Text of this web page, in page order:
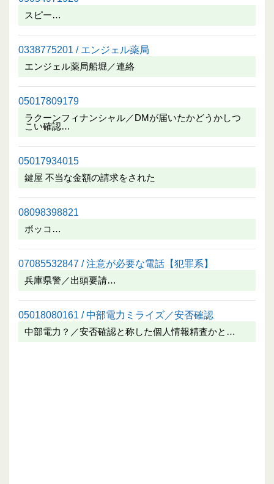
スピー…
0338775201 / エンジェル薬局
エンジェル薬局船堀／連絡
05017809179
ラクーンフィナンシャル／DMが届いたかどうかしつ
こい確認…
05017934015
鍵屋 不当な金額の請求をされた
08098398821
ボッコ…
07085532847 / 注意が必要な電話【犯罪系】
兵庫県警／出頭要請…
05018080161 / 中部電力ミライズ／安否確認
中部電力？／安否確認と称した個人情報精査かと…